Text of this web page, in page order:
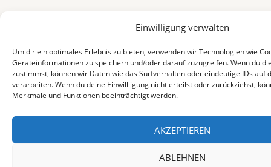
Einwilligung verwalten
Um dir ein optimales Erlebnis zu bieten, verwenden wir Technologien wie
Geräteinformationen zu speichern und/oder darauf zuzugreifen. Wenn du
zustimmst, können wir Daten wie das Surfverhalten oder eindeutige IDs auf
verarbeiten. Wenn du deine Einwillligung nicht erteilst oder zurückziehst,
Merkmale und Funktionen beeinträchtigt werden.
AKZEPTIEREN
ABLEHNEN